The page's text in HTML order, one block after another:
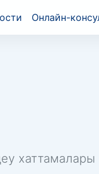
Онлайн-